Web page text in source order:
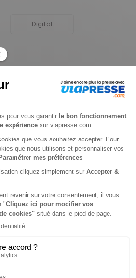
Digital
-40%
an
digitale offerte
Kiosque :35€ 20
d’anniversaire
-47%
2 ans
digitale offerte
Tarif Kiosque :70€40
libre
offerte